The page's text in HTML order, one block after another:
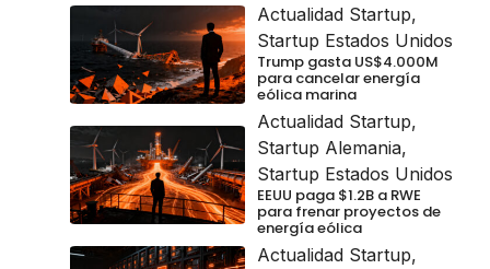
Actualidad Startup,
Startup Estados Unidos
Trump gasta US$4.000M
para cancelar energía
eólica marina
Actualidad Startup,
Startup Alemania,
Startup Estados Unidos
EEUU paga $1.2B a RWE
para frenar proyectos de
energía eólica
Actualidad Startup,